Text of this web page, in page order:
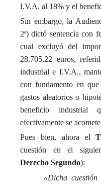
I.V.A. al 18% y el
Sin embargo, la
2ª) dictó sentencia con
cual excluyó del
28.705,22 euros,
industrial e I.V.A.,
con fundamento en
gastos aleatorios o
beneficio industrial
efectivamente se
Pues bien, ahora el
cuestión en el
Derecho Segundo):
«Dicha